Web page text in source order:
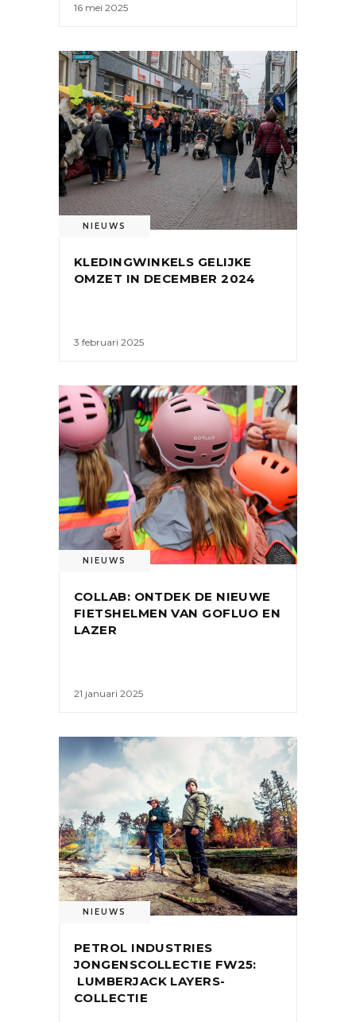
16 mei 2025
NIEUWS
KLEDINGWINKELS GELIJKE
OMZET IN DECEMBER 2024
3 februari 2025
NIEUWS
COLLAB: ONTDEK DE NIEUWE
FIETSHELMEN VAN GOFLUO EN
LAZER
21 januari 2025
NIEUWS
PETROL INDUSTRIES
JONGENSCOLLECTIE FW25:
LUMBERJACK LAYERS-
COLLECTIE